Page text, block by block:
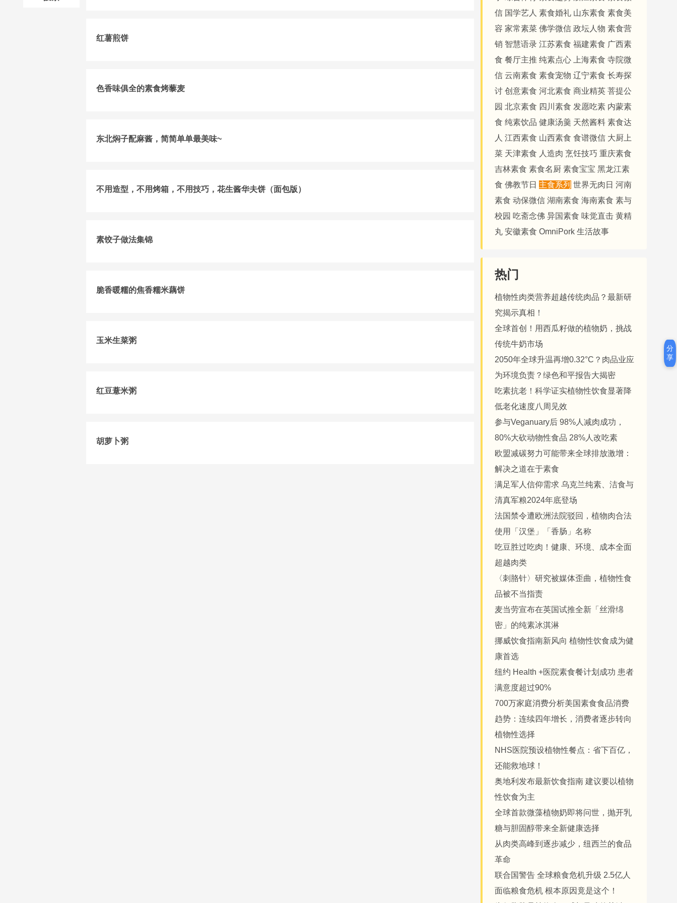
红薯煎饼
色香味俱全的素食烤藜麦
东北焖子配麻酱，简简单单最美味~
不用造型，不用烤箱，不用技巧，花生酱华夫饼（面包版）
素饺子做法集锦
脆香暖糯的焦香糯米藕饼
玉米生菜粥
红豆薏米粥
胡萝卜粥
信 国学艺人 素食婚礼 山东素食 素食美
容 家常素菜 佛学微信 政坛人物 素食营
销 智慧语录 江苏素食 福建素食 广西素
食 餐厅主推 纯素点心 上海素食 寺院微
信 云南素食 素食宠物 辽宁素食 长寿探
讨 创意素食 河北素食 商业精英 菩提公
园 北京素食 四川素食 发愿吃素 内蒙素
食 纯素饮品 健康汤羹 天然酱料 素食达
人 江西素食 山西素食 食谱微信 大厨上
菜 天津素食 人造肉 烹饪技巧 重庆素食
吉林素食 素食名厨 素食宝宝 黑龙江素
食 佛教节日 主食系列 世界无肉日 河南
素食 动保微信 湖南素食 海南素食 素与
校园 吃斋念佛 异国素食 味觉直击 黄精
丸 安徽素食 OmniPork 生活故事
热门
植物性肉类营养超越传统肉品？最新研
究揭示真相！
全球首创！用西瓜籽做的植物奶，挑战
传统牛奶市场
2050年全球升温再增0.32°C？肉品业应
为环境负责？绿色和平报告大揭密
吃素抗老！科学证实植物性饮食显著降
低老化速度八周见效
参与Veganuary后 98%人减肉成功，
80%大砍动物性食品 28%人改吃素
欧盟减碳努力可能带来全球排放激增：
解决之道在于素食
满足军人信仰需求 乌克兰纯素、洁食与
清真军粮2024年底登场
法国禁令遭欧洲法院驳回，植物肉合法
使用「汉堡」「香肠」名称
吃豆胜过吃肉！健康、环境、成本全面
超越肉类
〈刺胳针〉研究被媒体歪曲，植物性食
品被不当指责
麦当劳宣布在英国试推全新「丝滑绵
密」的纯素冰淇淋
挪威饮食指南新风向 植物性饮食成为健
康首选
纽约 Health +医院素食餐计划成功 患者
满意度超过90%
700万家庭消费分析美国素食食品消费
趋势：连续四年增长，消费者逐步转向
植物性选择
NHS医院预设植物性餐点：省下百亿，
还能救地球！
奥地利发布最新饮食指南 建议要以植物
性饮食为主
全球首款微藻植物奶即将问世，抛开乳
糖与胆固醇带来全新健康选择
从肉类高峰到逐步减少，纽西兰的食品
革命
联合国警告 全球粮食危机升级 2.5亿人
面临粮食危机 根本原因竟是这个！
分
享